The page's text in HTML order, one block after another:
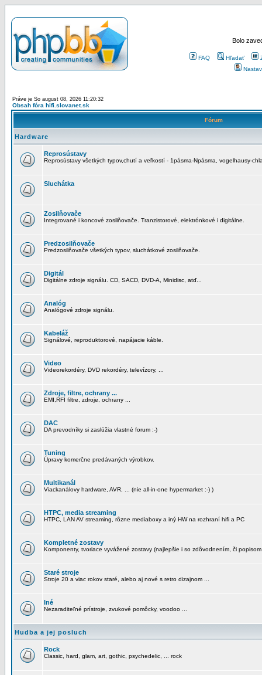
Bolo
FAQ Hľadať
Práve je So august 08, 2026 11:20:32
Obsah fóra hifi.slovanet.sk
Fórum
Hardware
Reprosústavy
Reprosústavy všetkých typov,chutí a veľkostí - 1pásma-Npásma, vogelhausy-
Sluchátka
Zosilňovače
Integrované i koncové zosilňovače. Tranzistorové, elektrónkové i digitálne.
Predzosilňovače
Predzosilňovače všetkých typov, sluchátkové zosilňovače.
Digitál
Digitálne zdroje signálu. CD, SACD, DVD-A, Minidisc, atď...
Analóg
Analógové zdroje signálu.
Kabeláž
Signálové, reproduktorové, napájacie káble.
Video
Videorekordéry, DVD rekordéry, televízory, ...
Zdroje, filtre, ochrany ...
EMI,RFI filtre, zdroje, ochrany ...
DAC
DA prevodníky si zaslúžia vlastné forum :-)
Tuning
Úpravy komerčne predávaných výrobkov.
Multikanál
Viackanálovy hardware, AVR, ... (nie all-in-one hypermarket :-) )
HTPC, media streaming
HTPC, LAN AV streaming, rôzne mediaboxy a iný HW na rozhraní hifi a PC
Kompletné zostavy
Komponenty, tvoriace vyvážené zostavy (najlepšie i so zdôvodnením, či
Staré stroje
Stroje 20 a viac rokov staré, alebo aj nové s retro dizajnom ...
Iné
Nezaraditeľné prístroje, zvukové pomôcky, voodoo ...
Hudba a jej posluch
Rock
Classic, hard, glam, art, gothic, psychedelic, ... rock